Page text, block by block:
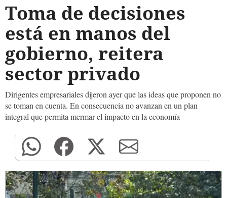
Toma de decisiones
está en manos del
gobierno, reitera
sector privado
Dirigentes empresariales dijeron ayer que las ideas que proponen no
se toman en cuenta. En consecuencia no avanzan en un plan
integral que permita mermar el impacto en la economía